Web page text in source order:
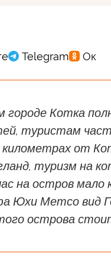
Котка
туристам
километрах от
туризм на
на остров
Юхи Метсо вид
острова